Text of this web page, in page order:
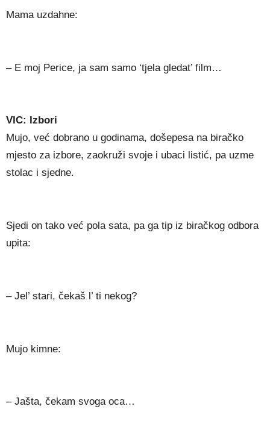
Mama uzdahne:
– E moj Perice, ja sam samo ‘tjela gledat’ film…
VIC: Izbori
Mujo, već dobrano u godinama, došepesa na biračko
mjesto za izbore, zaokruži svoje i ubaci listić, pa uzme
stolac i sjedne.
Sjedi on tako već pola sata, pa ga tip iz biračkog odbora
upita:
– Jel’ stari, čekaš l’ ti nekog?
Mujo kimne:
– Jašta, čekam svoga oca…